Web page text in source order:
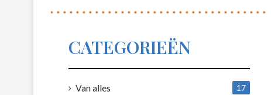
CATEGORIEËN
Van alles
17